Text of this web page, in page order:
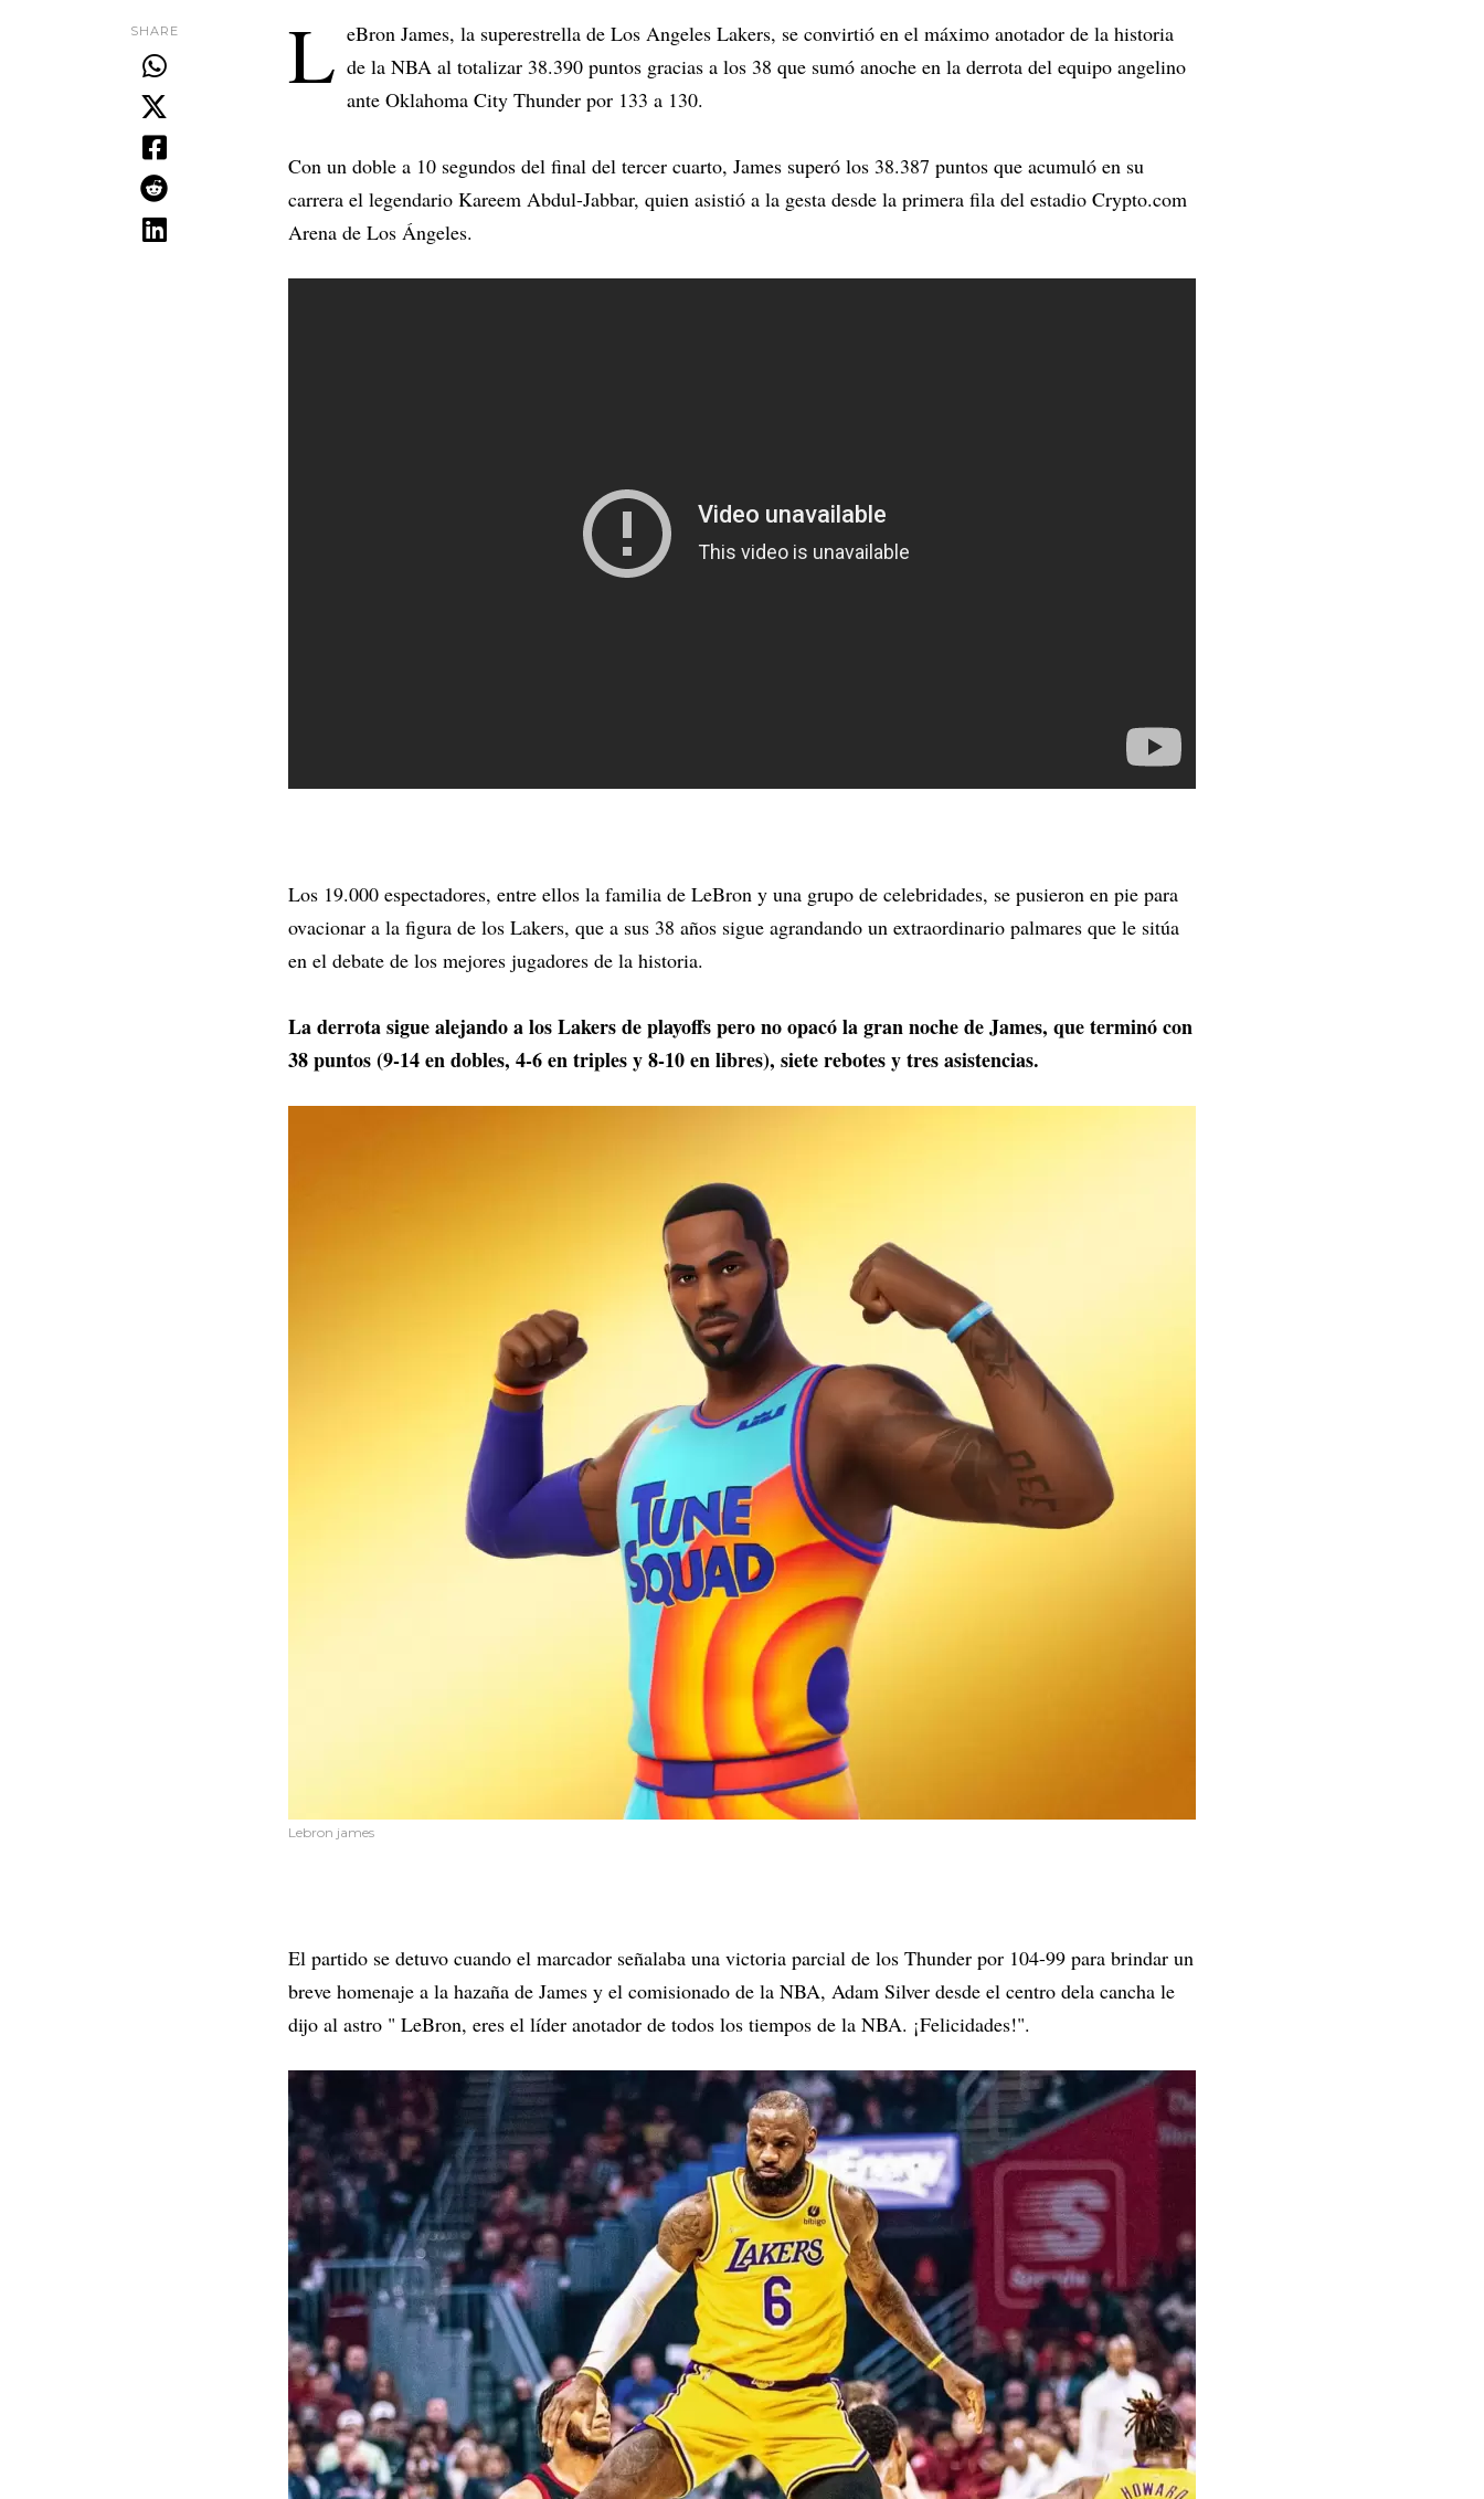
SHARE L eBron James, la superestrella de Los Angeles Lakers, se convirtió en el máximo anotador de la historia
de la NBA al totalizar 38.390 puntos gracias a los 38 que sumó anoche en la derrota del equipo angelino
ante Oklahoma City Thunder por 133 a 130.
Con un doble a 10 segundos del final del tercer cuarto, James superó los 38.387 puntos que acumuló en su
carrera el legendario Kareem Abdul-Jabbar, quien asistió a la gesta desde la primera fila del estadio Crypto.com
Arena de Los Ángeles.
Los 19.000 espectadores, entre ellos la familia de LeBron y una grupo de celebridades, se pusieron en pie para
ovacionar a la figura de los Lakers, que a sus 38 años sigue agrandando un extraordinario palmares que le sitúa
en el debate de los mejores jugadores de la historia.
La derrota sigue alejando a los Lakers de playoffs pero no opacó la gran noche de James, que terminó con
38 puntos (9-14 en dobles, 4-6 en triples y 8-10 en libres), siete rebotes y tres asistencias.
Lebron james
El partido se detuvo cuando el marcador señalaba una victoria parcial de los Thunder por 104-99 para brindar un
breve homenaje a la hazaña de James y el comisionado de la NBA, Adam Silver desde el centro dela cancha le
dijo al astro " LeBron, eres el líder anotador de todos los tiempos de la NBA. ¡Felicidades!".